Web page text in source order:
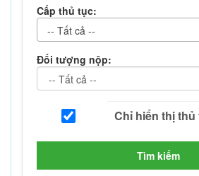
Cấp thủ tục:
-- Tất cả --
Đối tượng nộp:
Tìm kiếm